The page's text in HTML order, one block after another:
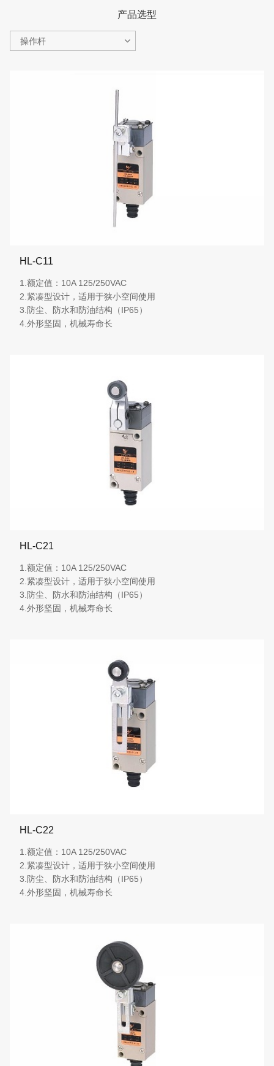
产品选型
操作杆
HL-C11
1.额定值：10A 125/250VAC
2.紧凑型设计，适用于狭小空间使用
3.防尘、防水和防油结构（IP65）
4.外形坚固，机械寿命长
More details
HL-C21
1.额定值：10A 125/250VAC
2.紧凑型设计，适用于狭小空间使用
3.防尘、防水和防油结构（IP65）
4.外形坚固，机械寿命长
More details
HL-C22
1.额定值：10A 125/250VAC
2.紧凑型设计，适用于狭小空间使用
3.防尘、防水和防油结构（IP65）
4.外形坚固，机械寿命长
More details